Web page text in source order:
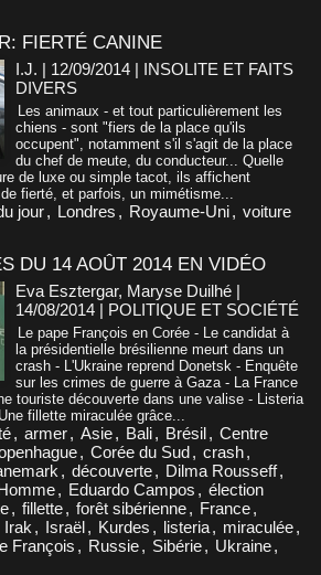
FIERTÉ CANINE
I.J. | 12/09/2014 | INSOLITE ET FAITS
DIVERS
Les animaux - et tout particulièrement les
chiens - sont "fiers de la place qu'ils
occupent", notamment s'il s'agit de la place
du chef de meute, du conducteur... Quelle
de luxe ou simple tacot, ils affichent
fierté, et parfois, un mimétisme...
jour, Londres , Royaume-Uni, voiture
DU 14 AOÛT 2014 EN VIDÉO
Eva Esztergar, Maryse Duilhé |
14/08/2014 | POLITIQUE ET SOCIÉTÉ
Le pape François en Corée - Le candidat à
la présidentielle brésilienne meurt dans un
crash - L'Ukraine reprend Donetsk - Enquête
sur les crimes de guerre à Gaza - La France
touriste découverte dans une valise - Listeria
fillette miraculée grâce...
, armer, Asie, Bali, Brésil, Centre
, Corée du Sud, crash,
, découverte, Dilma Rousseff,
, Eduardo Campos , élection
, fillette, forêt sibérienne, France,
Irak , Israël, Kurdes , listeria, miraculée,
François , Russie, Sibérie, Ukraine,